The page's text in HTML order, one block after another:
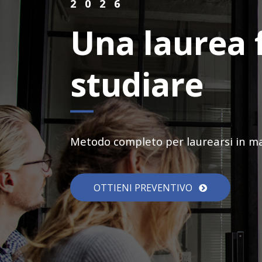
2026
Una laurea
studiare
Metodo completo per laurearsi in
OTTIENI PREVENTIVO